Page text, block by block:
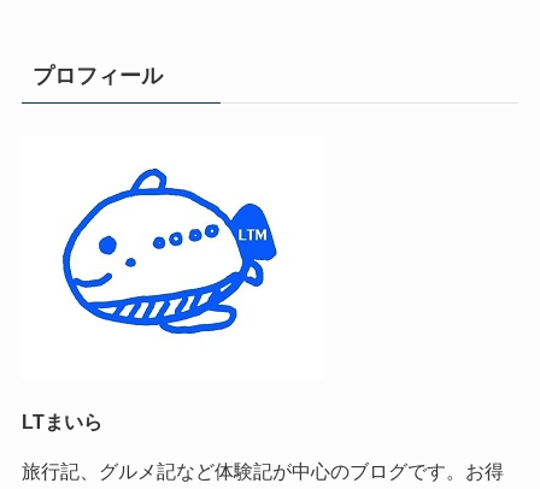
プロフィール
LTまいら
旅行記、グルメ記など体験記が中心のブログです。お得